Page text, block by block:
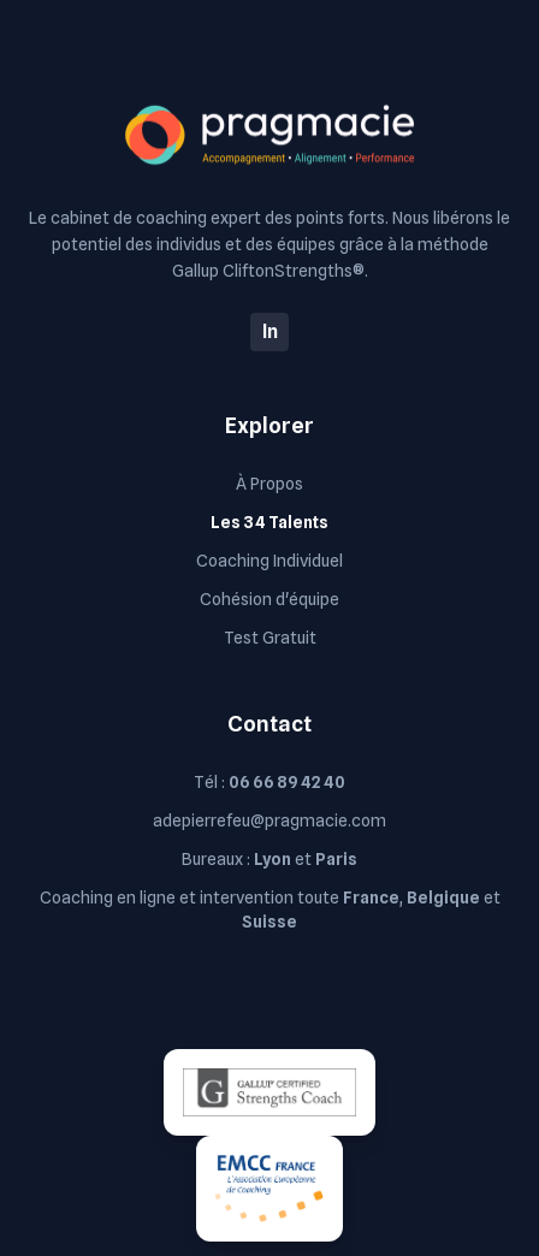
Le cabinet de coaching expert des points forts. Nous libérons le
potentiel des individus et des équipes grâce à la méthode
Gallup CliftonStrengths®.
In
Explorer
À Propos
Les 34 Talents
Coaching Individuel
Cohésion d'équipe
Test Gratuit
Contact
Tél : 06 66 89 42 40
adepierrefeu@pragmacie.com
Bureaux : Lyon et Paris
Coaching en ligne et intervention toute France, Belgique et
Suisse